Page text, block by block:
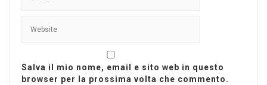
Salva il mio nome, email e sito web in questo
browser per la prossima volta che commento.